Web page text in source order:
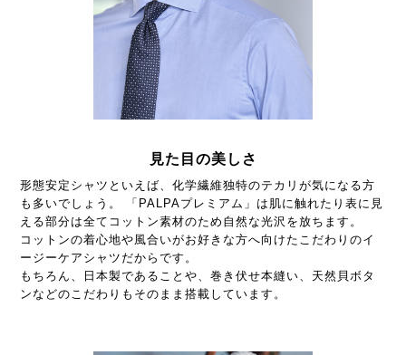
見た目の美しさ
形態安定シャツといえば、化学繊維独特のテカリが気になる方
も多いでしょう。 「PALPAプレミアム」は肌に触れたり表に見
える部分は全てコットン素材のため自然な光沢を放ちます。
コットンの着心地や風合いがお好きな方へ向けたこだわりのイ
ージーケアシャツだからです。
もちろん、日本製であることや、巻き伏せ本縫い、天然貝ボタ
ンなどのこだわりもそのまま搭載しています。